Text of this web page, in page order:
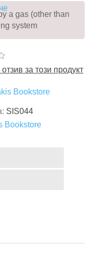
a gas (other than
system
за този продукт
Bookstore
SIS044
Bookstore